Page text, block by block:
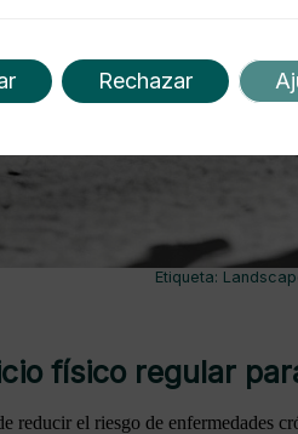
Etiqueta:
físico regular
reducir el riesgo de enfermedades
Rechazar